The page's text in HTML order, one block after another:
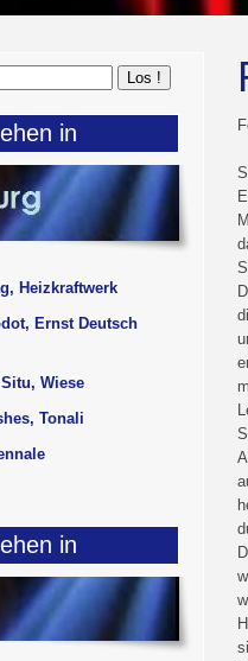
in
Heizkraftwerk
Ernst Deutsch
Wiese
Tonali
in